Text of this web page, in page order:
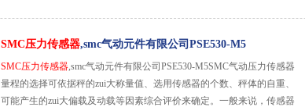
SMC压力传感器,smc气动元件有限公司PSE530-M5
SMC压力传感器,smc气动元件有限公司PSE530-M5SMC气动压力传感器
量程的选择可依据秤的zui大称量值、选用传感器的个数、秤体的自重、
可能产生的zui大偏载及动载等因素综合评价来确定。一般来说，传感器